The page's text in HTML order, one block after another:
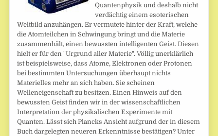
Quantenphysik und deshalb nicht
verdächtig einem esoterischen
Weltbild anzuhängen. Er vermutete hinter der Kraft, welche
die Atomteilchen in Schwingung bringt und die Materie
zusammenhält, einen bewussten intelligenten Geist. Diesen
hielt er für den "Urgrund aller Materie". Völlig unerklärlich
ist beispielsweise, dass Atome, Elektronen oder Protonen
bei bestimmten Untersuchungen überhaupt nichts
Materielles mehr an sich haben. Sie scheinen
Welleneigenschaft zu besitzen. Einen Hinweis auf den
bewussten Geist finden wir in der wissenschaftlichen
Interpretation der physikalischen Experimente mit
Quanten. Lässt sich Plancks Ansicht aufgrund der in diesem
Buch dargelegten neueren Erkenntnisse bestätigen? Unter